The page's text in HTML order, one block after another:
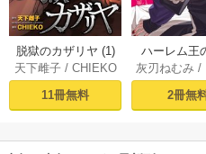
脱獄のカザリヤ (1)
天下雌子/ CHIEKO
11冊無料
ハーレム王
界プレス漫
最強無双の
んはあらゆ
ミック）
灰刃ねむみ /
2冊無